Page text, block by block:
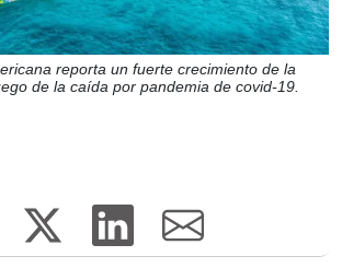
reporta un fuerte crecimiento de la
de la caída por pandemia de covid-19.